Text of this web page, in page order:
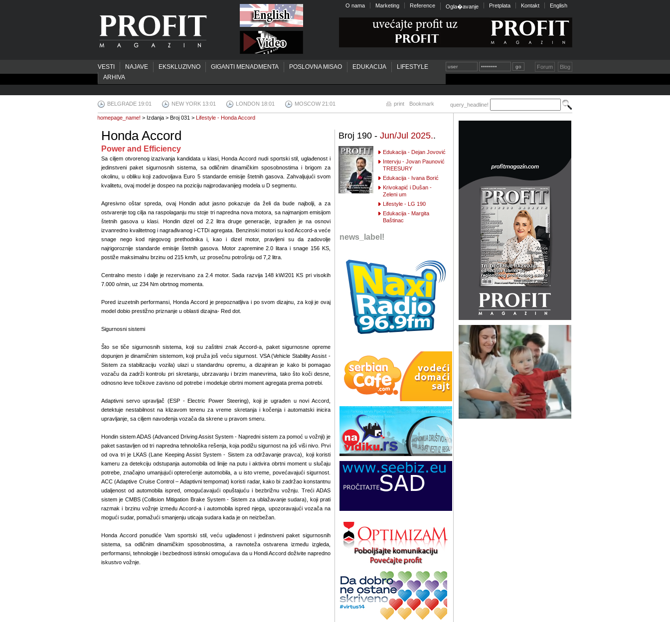
VESTI NAJAVE EKSKLUZIVNO GIGANTI MENADMENTA POSLOVNA MISAO EDUKACIJA
LIFESTYLE
ARHIVA
O nama Marketing Reference Ogla�avanje Pretplata Kontakt English
Blog
Forum
BELGRADE 19:01 NEW YORK 13:01 LONDON 18:01 MOSCOW 21:01 print Bookmark query_headline!
homepage_name! > Izdanja > Broj 031 > Lifestyle - Honda Accord
Honda Accord
Power and Efficiency
Sa ciljem otvorenog izazivanja kandidata u klasi, Honda Accord nudi sportski stil, uglađenost i
jedinstveni paket sigurnosnih sistema, sa odličnim dinamičkim sposobnostima i brigom za
okolinu, u obliku koji zadovoljava Euro 5 standarde emisije štetnih gasova. Zahvaljujući svom
kvalitetu, ovaj model je dospeo na poziciju najprodavanijeg modela u D segmentu.
Agresivno oštar spreda, ovaj Hondin adut jasno pokazuje da želi da bude najbolji, a za
ostvarenje tog cilja na raspolaganju mu stoje tri napredna nova motora, sa najmanjom emisijom
štetnih gasova u klasi. Hondin dizel od 2.2 litra druge generacije, izgrađen je na osnovi
izvanredno kvalitetnog i nagrađivanog i-CTDi agregata. Benzinski motori su kod Accord-a veće
snage nego kod njegovog prethodnika i, kao i dizel motor, pravljeni su da zadovolje
najrigoroznije standarde emisije štetnih gasova. Motor zapremine 2.0 litara i snage 156 KS,
postiže maksimalnu brzinu od 215 km/h, uz prosečnu potrošnju od 7,2 litra.
Centralno mesto i dalje je rezervisano za 2.4 motor. Sada razvija 148 kW/201 KS pri visokih
7.000 o/min, uz 234 Nm obrtnog momenta.
Pored izuzetnih performansi, Honda Accord je prepoznatljiva i po svom dizajnu, za koji je ovaj
model dobio prestižno priznanje u oblasti dizajna- Red dot.
Sigurnosni sistemi
Što se tiče sigurnosnih sistema, koji su zaštitni znak Accord-a, paket sigurnosne opreme
dopunjen je dinamičnim sistemom, koji pruža još veću sigurnost. VSA (Vehicle Stability Assist -
Sistem za stabilizaciju vozila) ulazi u standardnu opremu, a dizajniran je kako bi pomagao
vozaču da zadrži kontrolu pri skretanju, ubrzavanju i brzim manevrima, tako što koči desne,
odnosno leve točkove zavisno od potrebe i modeluje obrtni moment agregata prema potrebi.
Adaptivni servo upravljač (ESP - Electric Power Steering), koji je ugrađen u novi Accord,
detektuje nestabilnost na klizavom terenu za vreme skretanja i kočenja i automatski inicira
upravljanje, sa ciljem navođenja vozača da skrene u pravom smeru.
Hondin sistem ADAS (Advanced Driving Assist System - Napredni sistem za pomoć u vožnji) je
paket sastavljen od tri napredna tehnološka rešenja, koja podižu sigurnost na još viši nivo. Prvi
od ova tri je LKAS (Lane Keeping Assist System - Sistem za održavanje pravca), koji koristi
kameru za detekciju odstupanja automobila od linije na putu i aktivira obrtni moment u slučaju
potrebe, značajno umanjujući opterećenje automobila, a u isto vreme, povećavajući sigurnost.
ACC (Adaptive Cruise Control – Adaptivni tempomat) koristi radar, kako bi zadržao konstantnu
udaljenost od automobila ispred, omogućavajući opuštajuću i bezbrižnu vožnju. Treći ADAS
sistem je CMBS (Collision Mitigation Brake System - Sistem za ublažavanje sudara), koji prati
razmak i brzinu vožnje između Accord-a i automobila ispred njega, upozoravajući vozača na
mogući sudar, pomažući smanjenju uticaja sudara kada je on neizbežan.
Honda Accord ponudiće Vam sportski stil, veću uglađenost i jedinstveni paket sigurnosnih
sistema, sa odličnim dinamičkim sposobnostima, a ravnoteža ostvarena između izgleda,
performansi, tehnologije i bezbednosti istinski omogućava da u Hondi Accord doživite napredno
iskustvo vožnje.
Broj 190 - Jun/Jul 2025..
Edukacija - Dejan Jovović
Intervju - Jovan Paunović
TREESURY
Edukacija - Ivana Borić
Krivokapić i Dušan -
Zeleni um
Lifestyle - LG 190
Edukacija - Margita
Baštinac
news_label!